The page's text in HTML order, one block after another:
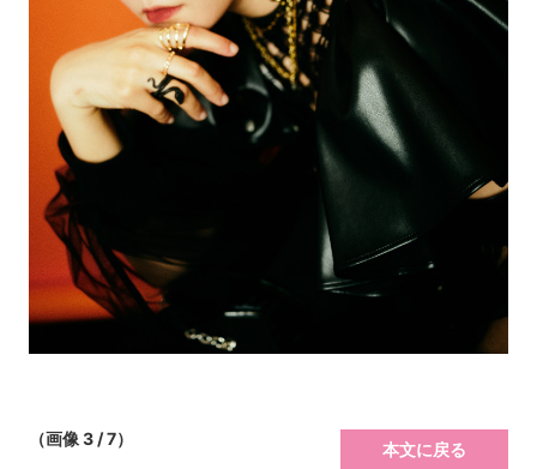
（画像 3 / 7）
本文に戻る